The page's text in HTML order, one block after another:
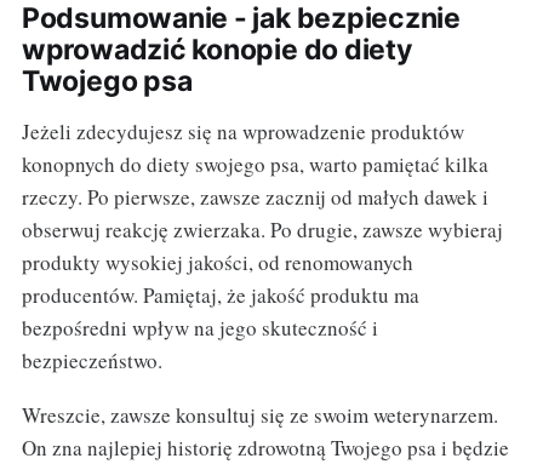
Podsumowanie - jak bezpiecznie
wprowadzić konopie do diety
Twojego psa
Jeżeli zdecydujesz się na wprowadzenie produktów
konopnych do diety swojego psa, warto pamiętać kilka
rzeczy. Po pierwsze, zawsze zacznij od małych dawek i
obserwuj reakcję zwierzaka. Po drugie, zawsze wybieraj
produkty wysokiej jakości, od renomowanych
producentów. Pamiętaj, że jakość produktu ma
bezpośredni wpływ na jego skuteczność i
bezpieczeństwo.
Wreszcie, zawsze konsultuj się ze swoim weterynarzem.
On zna najlepiej historię zdrowotną Twojego psa i będzie